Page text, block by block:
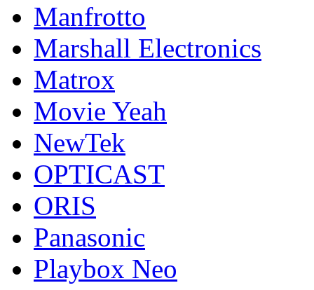
Manfrotto
Marshall Electronics
Matrox
Movie Yeah
NewTek
OPTICAST
ORIS
Panasonic
Playbox Neo